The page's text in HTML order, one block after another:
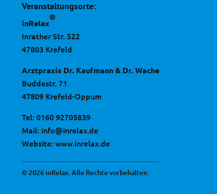
Veranstaltungsorte:
inRelax
®
Inrather Str. 522
47803 Krefeld
Arztpraxis Dr. Kaufmann & Dr. Wache
Buddestr. 71
47809 Krefeld-Oppum
Tel:0160 92705839
Mail: info@inrelax.de
Website:www.inrelax.de
© 2026 inRelax. Alle Rechte vorbehalten.